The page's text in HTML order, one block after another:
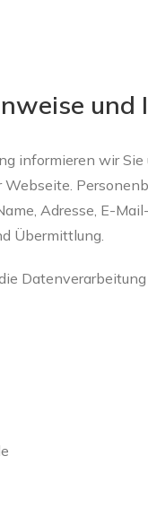
informieren wir
Webseite.
Adresse, E-
Übermittlung.